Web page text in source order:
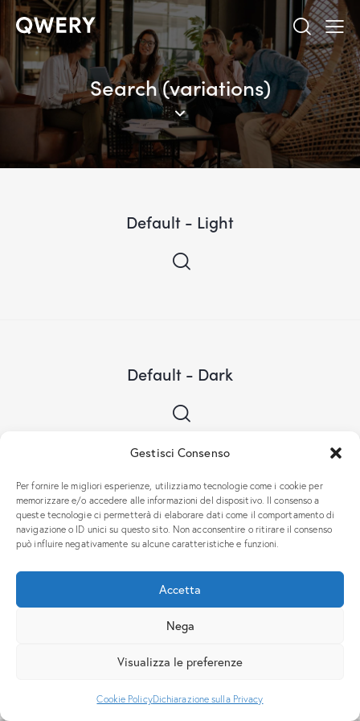
Gestisci Consenso
Per fornire le migliori esperienze, utilizziamo tecnologie come i cookie per
memorizzare e/o accedere alle informazioni del dispositivo. Il consenso a
queste tecnologie ci permetterà di elaborare dati come il comportamento di
navigazione o ID unici su questo sito. Non acconsentire o ritirare il consenso
può influire negativamente su alcune caratteristiche e funzioni.
Accetta
Nega
Visualizza le preferenze
Cookie PolicyDichiarazione sulla Privacy
Search (variations)
Default - Light
Default - Dark
Search Fullscreen